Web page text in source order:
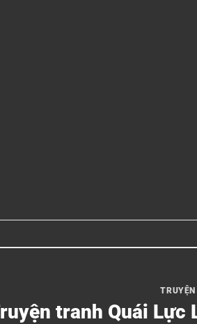
TRUYỆN
tranh Quái Lực